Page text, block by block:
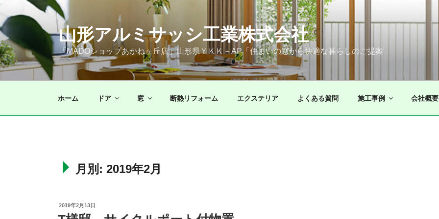
ン
テ
ン
ツ
へ
山形アルミサッシ工業株式会社
「MADOショップあかねヶ丘店」山形県ＹＫＫ－AP「住まいの窓から快適な暮らしのご提案
ホーム ドア 窓 断熱リフォーム エクステリア よくある質問 施工事例 会社概要
月別: 2019年2月
投
2019年2月13日